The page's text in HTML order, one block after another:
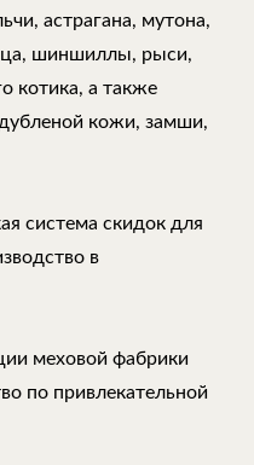
астрагана, мутона,
шиншиллы, рыси,
котика, а также
кожи, замши,
система скидок для
в
меховой фабрики
по привлекательной